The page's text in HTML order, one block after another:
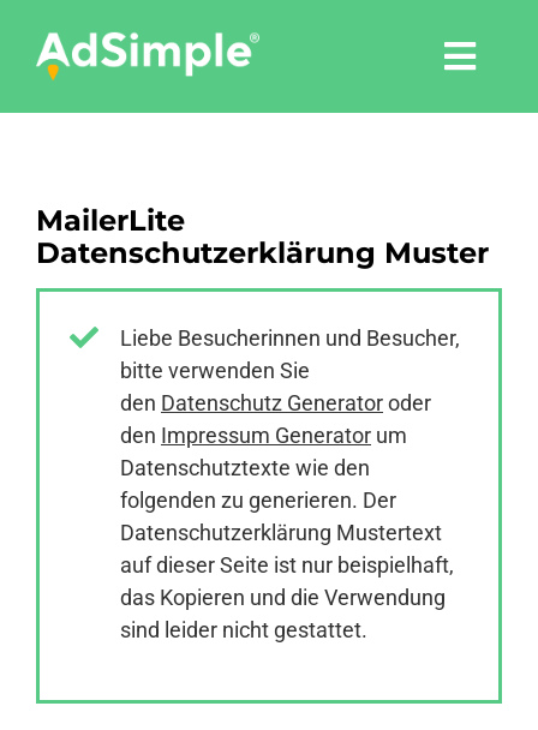
content
Tools
Pressemitteilungen
Anmelden
MailerLite
Datenschutzerklärung Muster
Liebe Besucherinnen und Besucher,
bitte verwenden Sie
den Datenschutz Generatoroder
den Impressum Generator um
Datenschutztexte wie den
folgenden zu generieren. Der
Datenschutzerklärung Mustertext
auf dieser Seite ist nur beispielhaft,
das Kopieren und die Verwendung
sind leider nicht gestattet.